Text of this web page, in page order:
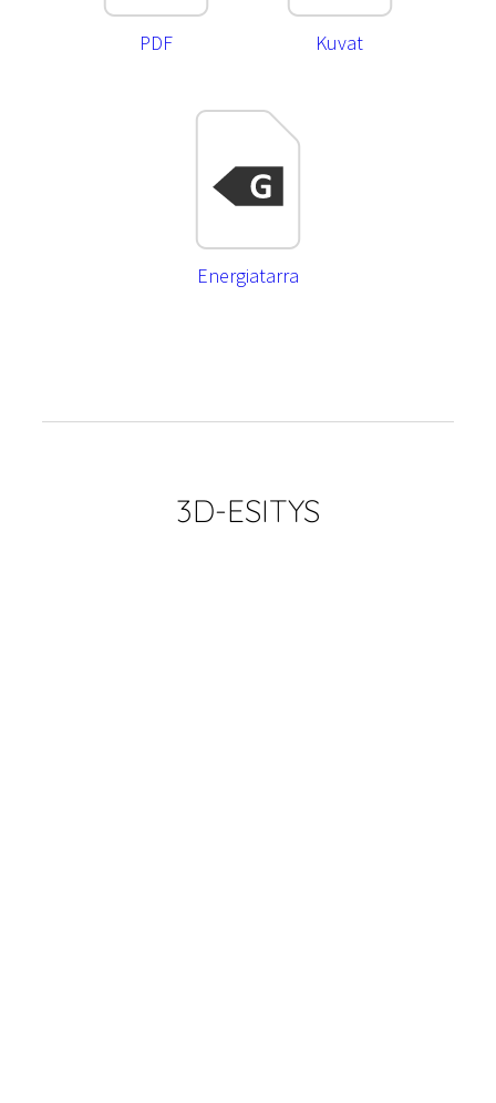
PDF Kuvat
Energiatarra
3D-ESITYS